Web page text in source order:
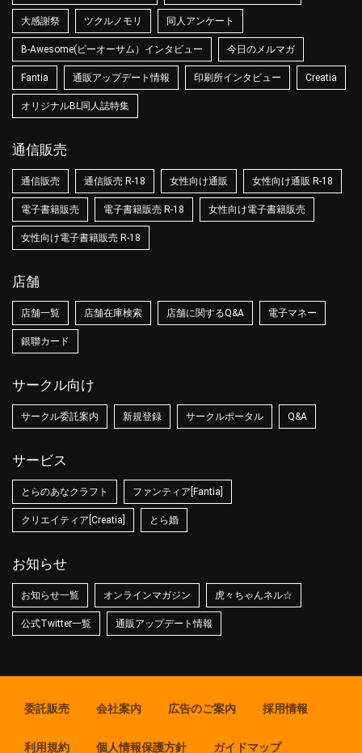
大感謝祭 ツクルノモリ 同人アンケート
B-Awesome(ビーオーサム）インタビュー 今日のメルマガ
Fantia 通販アップデート情報 印刷所インタビュー Creatia
オリジナルBL同人誌特集
通信販売
通信販売 通信販売 R-18 女性向け通販 女性向け通販 R-18
電子書籍販売 電子書籍販売 R-18 女性向け電子書籍販売
女性向け電子書籍販売 R-18
店舗
店舗一覧 店舗在庫検索 店舗に関するQ&A 電子マネー
銀聯カード
サークル向け
サークル委託案内 新規登録 サークルポータル Q&A
サービス
とらのあなクラフト ファンティア[Fantia]
クリエイティア[Creatia] とら婚
お知らせ
お知らせ一覧 オンラインマガジン 虎々ちゃんネル☆
公式Twitter一覧 通販アップデート情報
委託販売 会社案内 広告のご案内 採用情報
利用規約 個人情報保護方針 ガイドマップ